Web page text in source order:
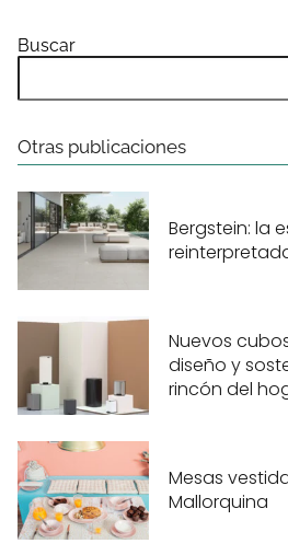
Buscar
Otras publicaciones
Bergstein: la
Nuevos
diseño y
rincón del
Mesas
Mallorquina